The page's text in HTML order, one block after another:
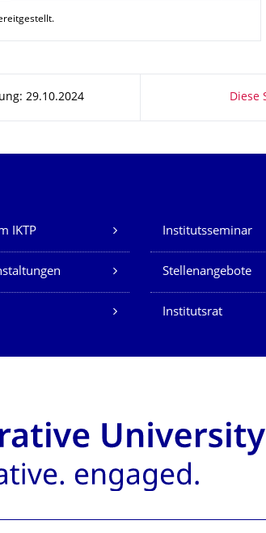
29.10.2024 Diese
IKTP Institutsseminar
Stellenangebote
Institutsrat